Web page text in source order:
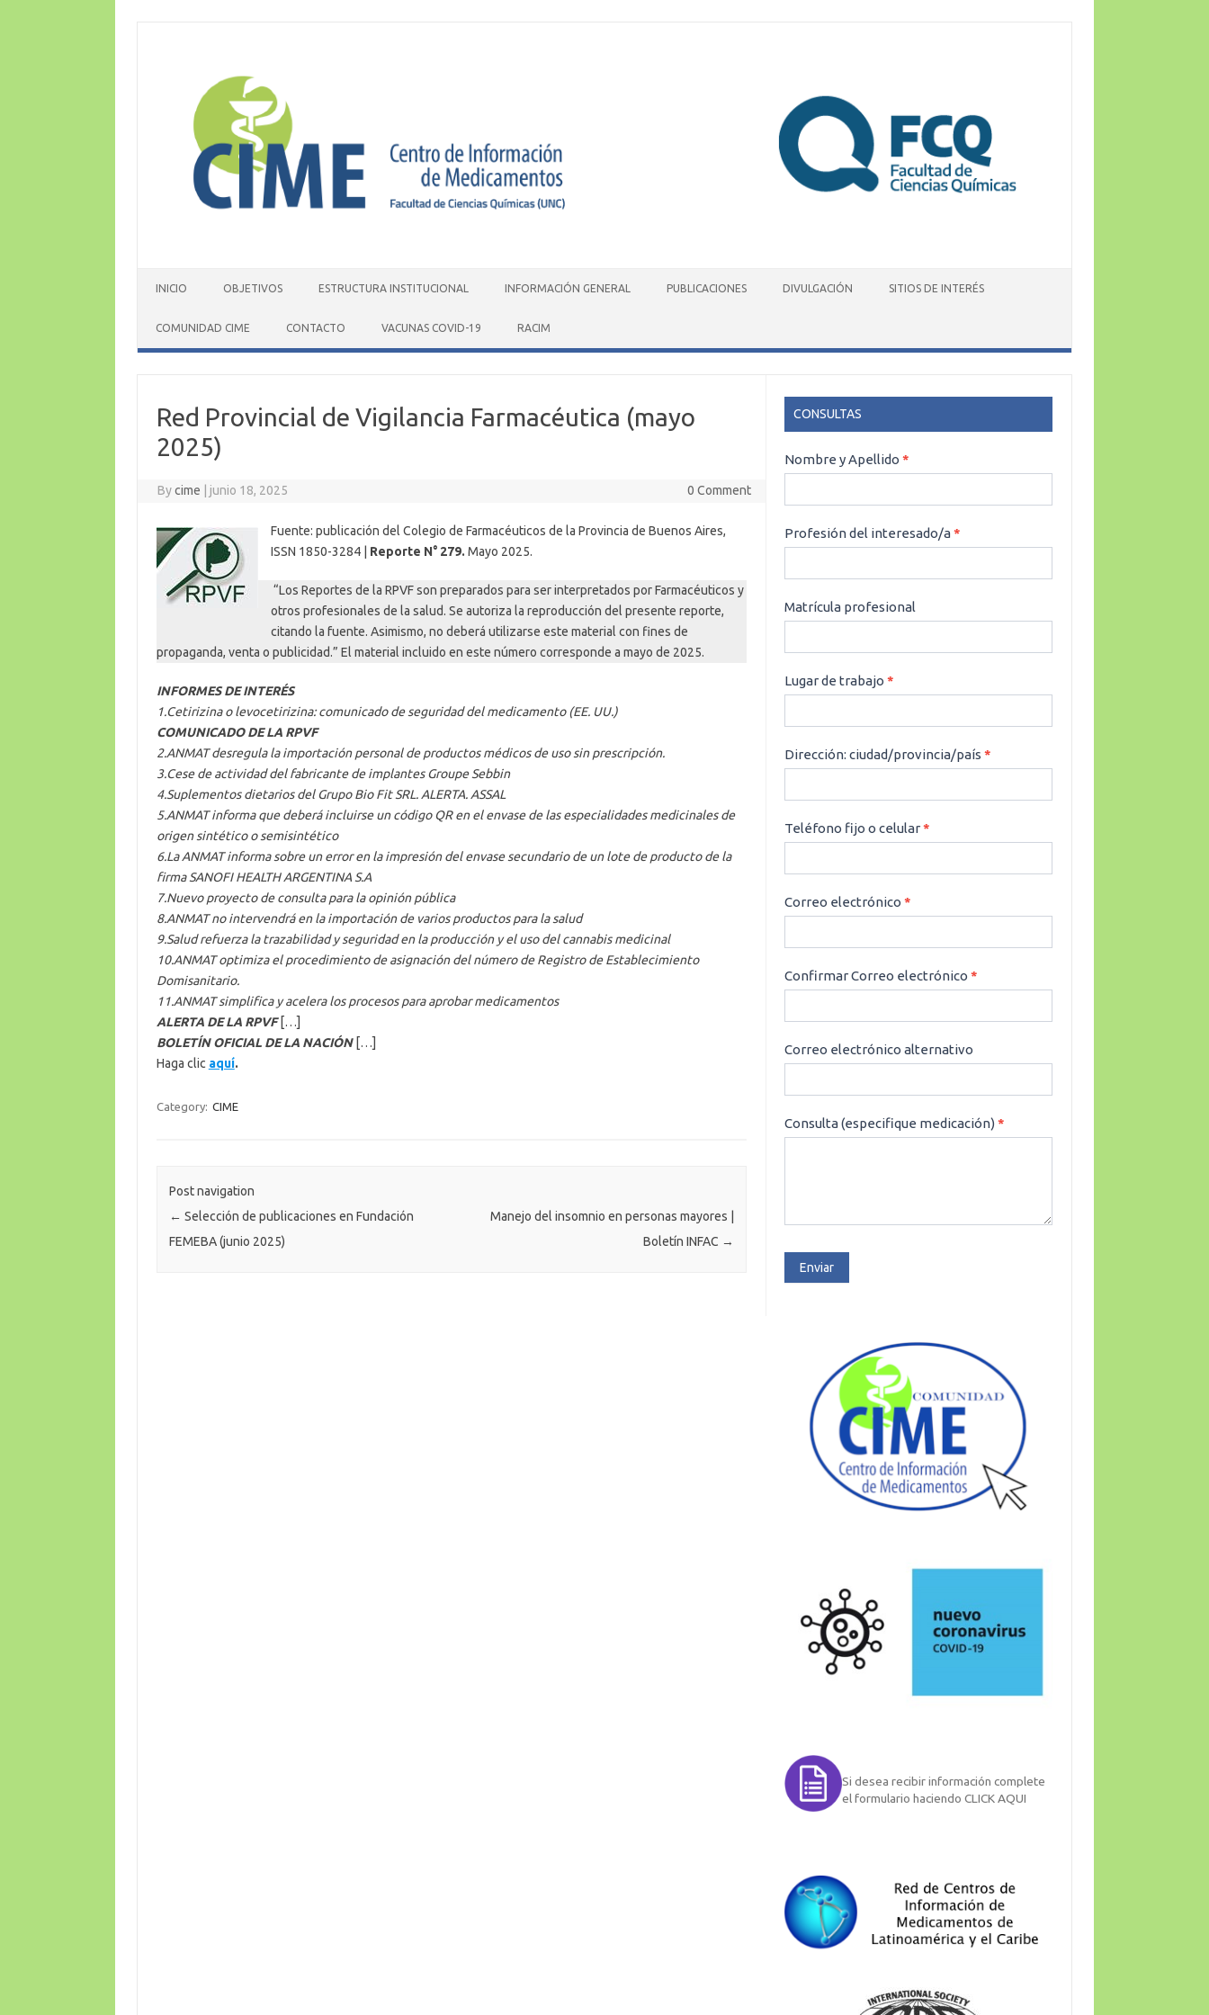
INICIO OBJETIVOS ESTRUCTURA INSTITUCIONAL INFORMACIÓN GENERAL PUBLICACIONES DIVULGACIÓN SITIOS DE INTERÉS
COMUNIDAD CIME CONTACTO VACUNAS COVID-19 RACIM
Red Provincial de Vigilancia Farmacéutica (mayo
2025)
Bycime junio 18, 2025 0 Comment
Fuente: publicación del Colegio de Farmacéuticos de la Provincia de Buenos Aires,
ISSN 1850-3284 | Reporte N° 279. Mayo 2025.
“Los Reportes de la RPVF son preparados para ser interpretados por Farmacéuticos y
otros profesionales de la salud. Se autoriza la reproducción del presente reporte,
citando la fuente. Asimismo, no deberá utilizarse este material con fines de
propaganda, venta o publicidad.” El material incluido en este número corresponde a mayo de 2025.
INFORMES DE INTERÉS
1.Cetirizina o levocetirizina: comunicado de seguridad del medicamento (EE. UU.)
COMUNICADO DE LA RPVF
2.ANMAT desregula la importación personal de productos médicos de uso sin prescripción.
3.Cese de actividad del fabricante de implantes Groupe Sebbin
4.Suplementos dietarios del Grupo Bio Fit SRL. ALERTA. ASSAL
5.ANMAT informa que deberá incluirse un código QR en el envase de las especialidades medicinales de
origen sintético o semisintético
6.La ANMAT informa sobre un error en la impresión del envase secundario de un lote de producto de la
firma SANOFI HEALTH ARGENTINA S.A
7.Nuevo proyecto de consulta para la opinión pública
8.ANMAT no intervendrá en la importación de varios productos para la salud
9.Salud refuerza la trazabilidad y seguridad en la producción y el uso del cannabis medicinal
10.ANMAT optimiza el procedimiento de asignación del número de Registro de Establecimiento
Domisanitario.
11.ANMAT simplifica y acelera los procesos para aprobar medicamentos
ALERTA DE LA RPVF […]
BOLETÍN OFICIAL DE LA NACIÓN […]
Haga clic aquí.
Category: CIME
Post navigation
← Selección de publicaciones en Fundación
FEMEBA (junio 2025)
Manejo del insomnio en personas mayores |
Boletín INFAC →
CONSULTAS
CONSULTAS
Nombre y Apellido*
Profesión del interesado/a*
Matrícula profesional
Lugar de trabajo*
Dirección: ciudad/provincia/país*
Teléfono fijo o celular*
Correo electrónico*
Confirmar Correo electrónico*
Correo electrónico alternativo
Consulta (especifique medicación)*
Enviar
Si desea recibir información complete
el formulario haciendo CLICK AQUI